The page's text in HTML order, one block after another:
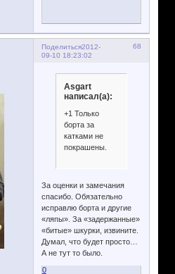
Поделиться 68
2012-
09-10 18:23:02
Asgart
написал(а):
+1 Только
борта за
катками не
покрашены.
За оценки и замечания
спасибо. Обязательно
исправлю борта и другие
«ляпы». За «задержанные»
«битые» шкурки, извините.
Думал, что будет просто…
А не тут то было.
0